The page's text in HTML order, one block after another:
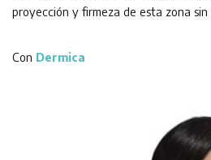
proyección y firmeza de esta zona
Con Dermica